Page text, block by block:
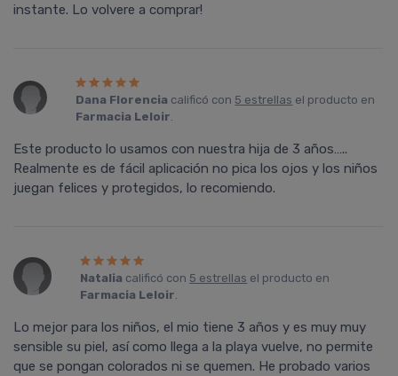
instante. Lo volvere a comprar!
Dana Florencia calificó con 5 estrellas el producto en
Farmacia Leloir.
Este producto lo usamos con nuestra hija de 3 años…..
Realmente es de fácil aplicación no pica los ojos y los niños
juegan felices y protegidos, lo recomiendo.
Natalia calificó con 5 estrellas el producto en
Farmacia Leloir.
Lo mejor para los niños, el mio tiene 3 años y es muy muy
sensible su piel, así como llega a la playa vuelve, no permite
que se pongan colorados ni se quemen. He probado varios